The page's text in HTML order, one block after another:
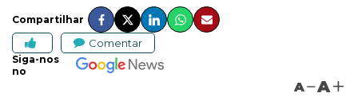
Compartilhar
Comentar
Siga-nos
no
A A